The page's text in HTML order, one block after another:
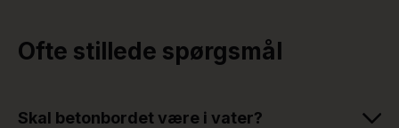
Ofte stillede spørgsmål
Skal betonbordet være i vater?